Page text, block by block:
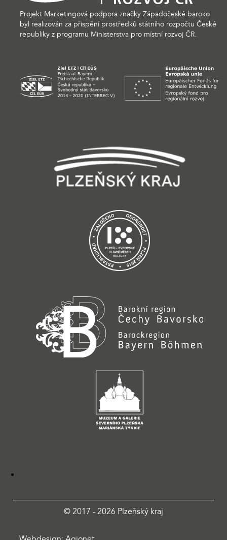
Projekt Marketingová podpora značky Západočeské baroko
byl realizován za přispění prostředků státního rozpočtu České
republiky z programu Ministerstva pro místní rozvoj ČR.
© 2017 - 2026 Plzeňský kraj